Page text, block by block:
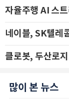
네이블, SK텔레
많이 본 뉴스